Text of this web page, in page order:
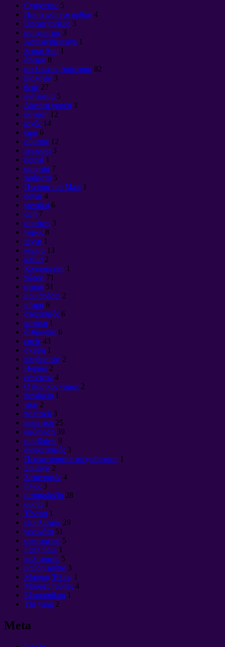
Cущество 5
Προτεινόμενα άρθρα 4
Uncategorized 3
αντίχριστος 3
Antitsivilizatsiya 1
λευκό Sun 1
άπειρο 8
ατελείωτες Διάστημα 82
βιολογία 3
θεός 27
διάνυσμα 5
Δύναμη φορέα 3
δόνηση 12
ισχύς 14
ώρα 6
σύμπαν 12
ιδιοφυία 3
βουνά 1
αμαρτία 7
χρήματα 5
Πνεύμα του Maat 1
devas 4
γυναίκα 6
ζωή 7
σημάνει 3
νόμος 8
τέχνη 1
κάρμα 13
κλίμα 2
Колдовство 1
χώρος 71
αγάπη 51
μου αρέσει 2
μήτρα 6
στοχασμός 6
ιατρική 1
άνθρωπος 6
εμείς 43
σκέψη 1
πληθυσμός 2
Нервы 2
объекты 4
Ο βασικός νόμος 2
πανάκεια 1
νίκη 2
πολιτική 3
πρακτική 25
αφύπνιση 39
συμβαίνει 9
διαφωτισμός 3
Психотронное воздействие 1
Σαμάντι 2
Σατανισμός 4
ήλιος 3
ματαιοδοξία 28
ουσία 1
Τάντρα 1
εξοπλισμός 29
γεγονότα 51
οικονομικά 5
Feng Shui 1
πολιτισμός 5
μαύρη τρύπα 3
Μαύρος Ήλιος 1
Μαύρες τρύπες 4
Ekonomikon 1
Yin yang 2
Meta